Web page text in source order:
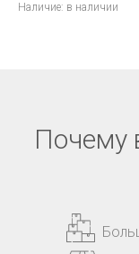
Наличие: в наличии
Почему